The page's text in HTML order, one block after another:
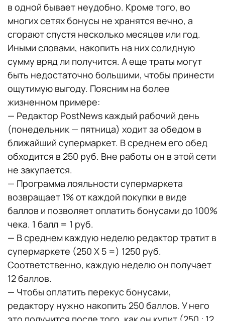
в одной бывает неудобно. Кроме того, во
многих сетях бонусы не хранятся вечно, а
сгорают спустя несколько месяцев или год.
Иными словами, накопить на них солидную
сумму вряд ли получится. А еще траты могут
быть недостаточно большими, чтобы принести
ощутимую выгоду. Поясним на более
жизненном примере:
— Редактор PostNews каждый рабочий день
(понедельник — пятница) ходит за обедом в
ближайший супермаркет. В среднем его обед
обходится в 250 руб. Вне работы он в этой сети
не закупается.
— Программа лояльности супермаркета
возвращает 1% от каждой покупки в виде
баллов и позволяет оплатить бонусами до 100%
чека. 1 балл = 1 руб.
— В среднем каждую неделю редактор тратит в
супермаркете (250 X 5 =) 1250 руб.
Соответственно, каждую неделю он получает
12 баллов.
— Чтобы оплатить перекус бонусами,
редактору нужно накопить 250 баллов. У него